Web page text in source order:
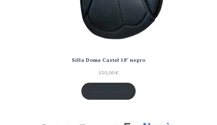
Silla Doma Castel 18" negro
530,00€
Añadir al carrito